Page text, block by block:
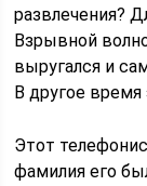
развлечения?
Взрывной
выругался и
В другое
Этот
фамилия его